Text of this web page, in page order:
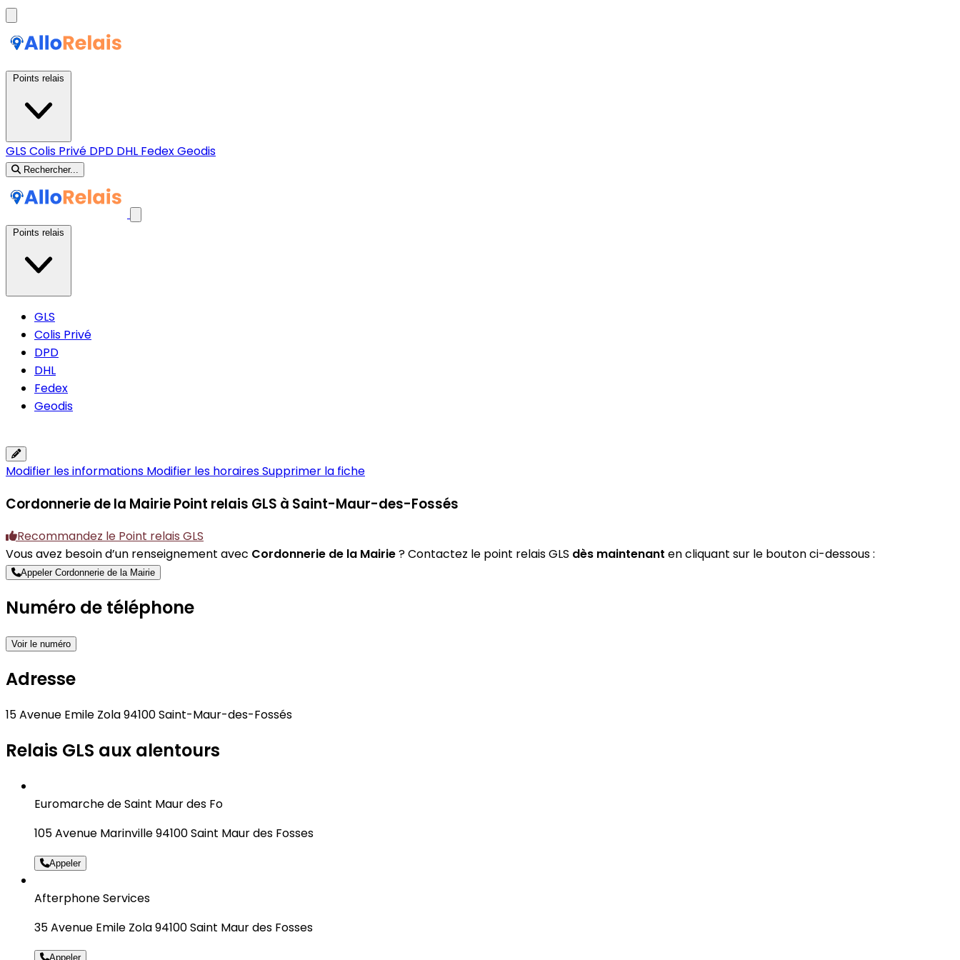
GLS Colis Privé DPD DHL FedexGeodis
Rechercher...
GLS
Colis Privé
DPD
DHL
Fedex
Geodis
Modifier les informations Modifier les horairesSupprimer la fiche
Cordonnerie de la MairiePoint relais GLS à Saint-Maur-des-Fossés
Recommandez le Point relais GLS
Vous avez besoin d’un renseignement avec Cordonnerie de la Mairie? Contactez le point relais GLS dès maintenant en cliquant sur le bouton ci-dessous :
Appeler Cordonnerie de la Mairie
Numéro de téléphone
Voir le numéro
Adresse
15 Avenue Emile Zola 94100 Saint-Maur-des-Fossés
Relais GLS aux alentours
Euromarche de Saint Maur des Fo
105 Avenue Marinville 94100 Saint Maur des Fosses
Appeler
Afterphone Services
35 Avenue Emile Zola 94100 Saint Maur des Fosses
Appeler